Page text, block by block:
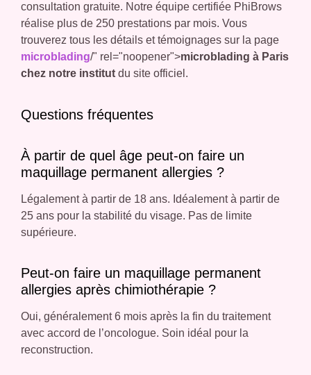
consultation gratuite. Notre équipe certifiée PhiBrows
réalise plus de 250 prestations par mois. Vous
trouverez tous les détails et témoignages sur la page
microblading/" rel="noopener">microblading à Paris
chez notre institut du site officiel.
Questions fréquentes
À partir de quel âge peut-on faire un
maquillage permanent allergies ?
Légalement à partir de 18 ans. Idéalement à partir de
25 ans pour la stabilité du visage. Pas de limite
supérieure.
Peut-on faire un maquillage permanent
allergies après chimiothérapie ?
Oui, généralement 6 mois après la fin du traitement
avec accord de l’oncologue. Soin idéal pour la
reconstruction.